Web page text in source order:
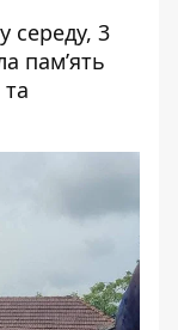
середу, 3
памʼять